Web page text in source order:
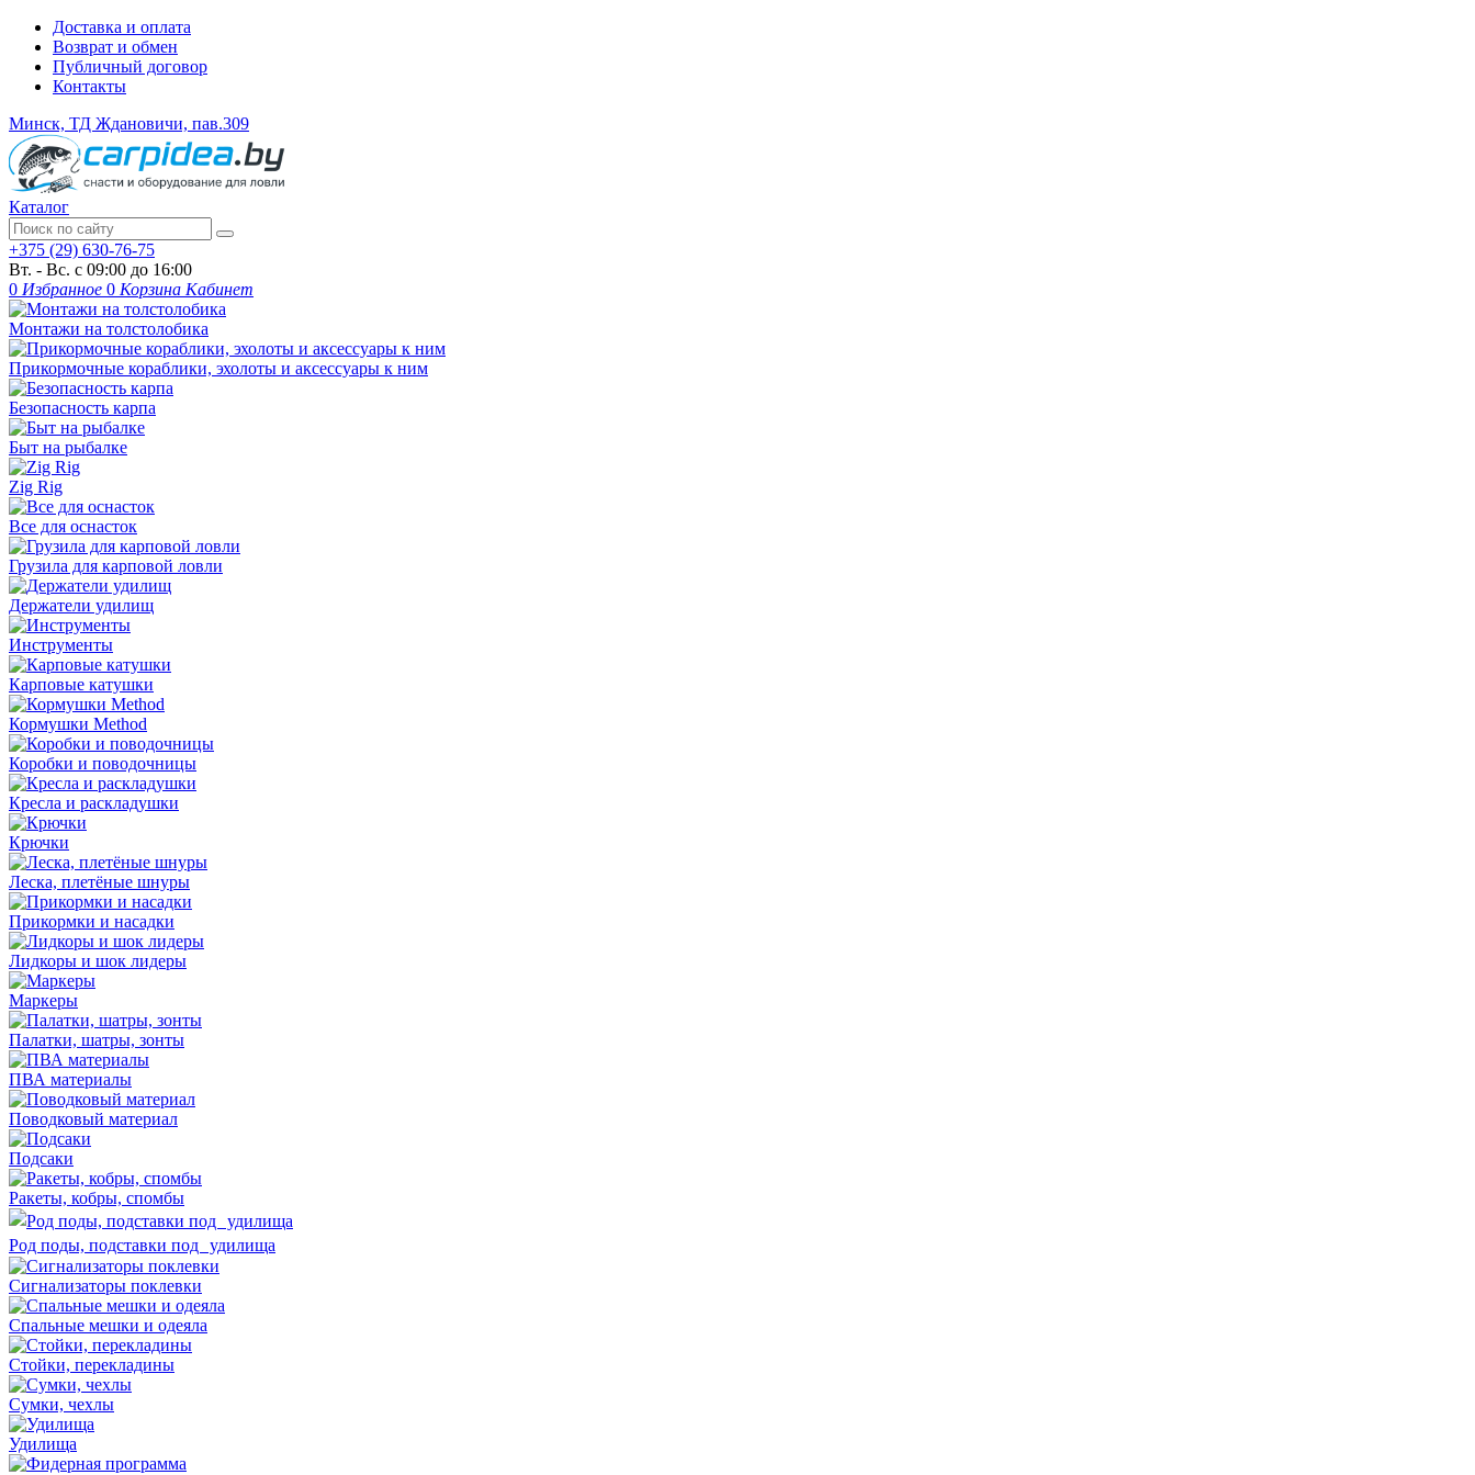
Доставка и оплата
Возврат и обмен
Публичный договор
Контакты
Минск, ТД Ждановичи, пав.309
Каталог
+375 (29) 630-76-75
Вт. - Вс. с 09:00 до 16:00
0 Избранное 0 Корзина Кабинет
Монтажи на толстолобика
Прикормочные кораблики, эхолоты и аксессуары к ним
Безопасность карпа
Быт на рыбалке
Zig Rig
Все для оснасток
Грузила для карповой ловли
Держатели удилищ
Инструменты
Карповые катушки
Кормушки Method
Коробки и поводочницы
Кресла и раскладушки
Крючки
Леска, плетёные шнуры
Прикормки и насадки
Лидкоры и шок лидеры
Маркеры
Палатки, шатры, зонты
ПВА материалы
Поводковый материал
Подсаки
Ракеты, кобры, спомбы
Род поды, подставки под удилища
Сигнализаторы поклевки
Спальные мешки и одеяла
Стойки, перекладины
Сумки, чехлы
Удилища